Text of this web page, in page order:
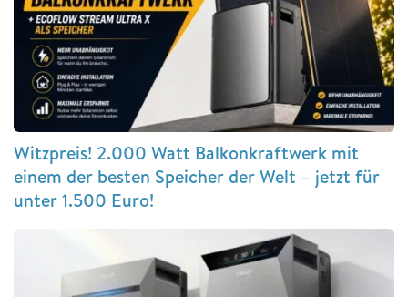
Witzpreis! 2.000 Watt Balkonkraftwerk mit
einem der besten Speicher der Welt – jetzt für
unter 1.500 Euro!